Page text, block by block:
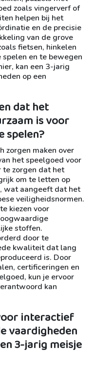
zoals vingerverf of
helpen bij het
en de precisie
van de grove
fietsen, hinkelen
en te bewegen
kan een 3-jarig
op een
dat het
is voor
spelen?
zorgen maken over
het speelgoed voor
te zorgen dat het
om te letten op
wat aangeeft dat het
veiligheidsnormen.
kiezen voor
stoffen.
door te
kwaliteit dat lang
is. Door
certificeringen en
kun je ervoor
kan
interactief
vaardigheden
3-jarig meisje